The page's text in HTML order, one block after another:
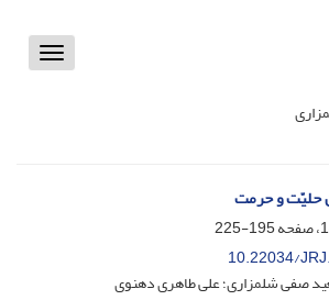
Toggle
حلیّت و حرمت
195-225
10.22034/
صفی شلمزاری؛ علی طاهری دهنوی